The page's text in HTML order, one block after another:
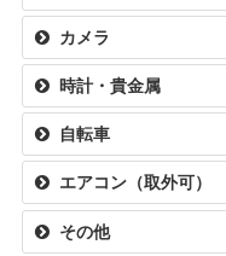
カメラ
時計・貴金属
自転車
エアコン（取外可）
その他